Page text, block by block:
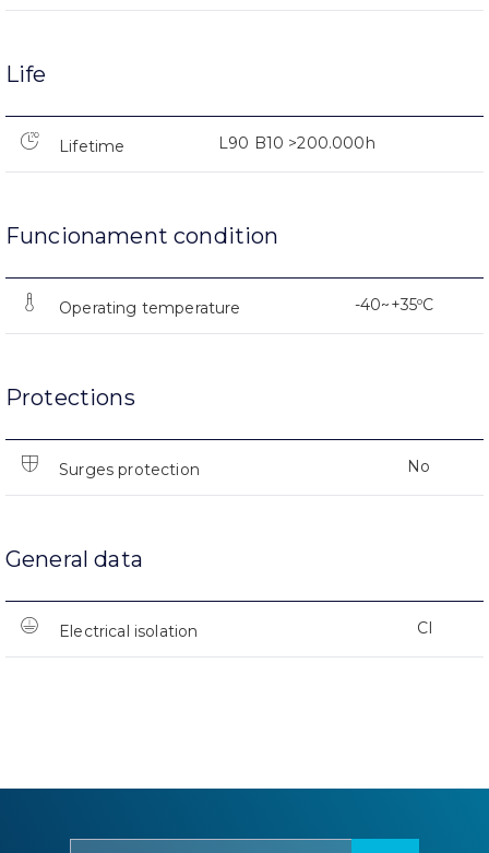
Life
Lifetime L90 B10 >200.000h
Funcionament condition
Operating temperature -40~+35ºC
Protections
Surges protection No
General data
Electrical isolation CI